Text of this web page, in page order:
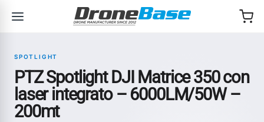
SPOTLIGHT
PTZ Spotlight DJI Matrice 350 con
laser integrato – 6000LM/50W –
200mt